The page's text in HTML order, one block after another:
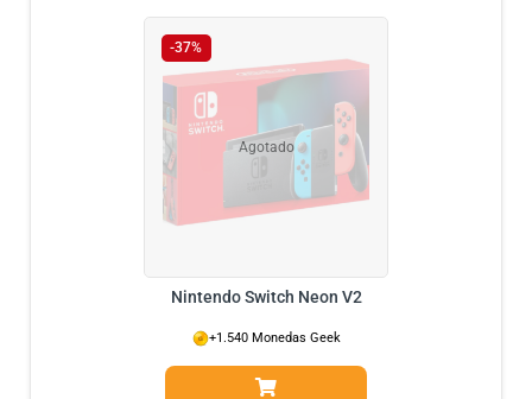
-37%
Agotado
Nintendo Switch Neon V2
+1.540 Monedas Geek